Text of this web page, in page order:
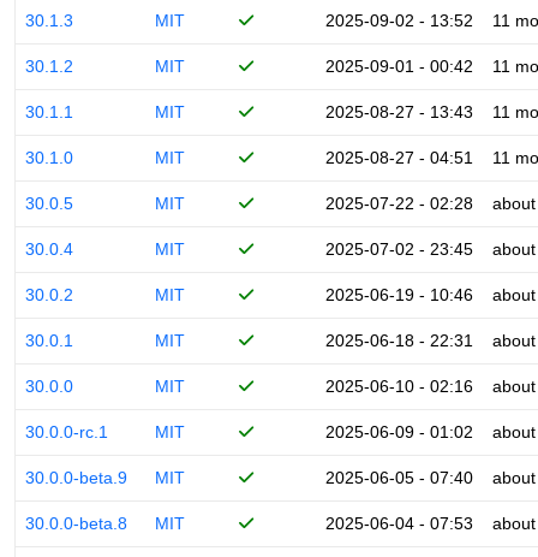
30.1.3 MIT 2025-09-02 - 13:52 11
30.1.2 MIT 2025-09-01 - 00:42 11
30.1.1 MIT 2025-08-27 - 13:43 11
30.1.0 MIT 2025-08-27 - 04:51 11
30.0.5 MIT 2025-07-22 - 02:28
30.0.4 MIT 2025-07-02 - 23:45
30.0.2 MIT 2025-06-19 - 10:46
30.0.1 MIT 2025-06-18 - 22:31
30.0.0 MIT 2025-06-10 - 02:16
30.0.0-rc.1 MIT 2025-06-09 - 01:02
30.0.0-beta.9 MIT 2025-06-05 - 07:40
30.0.0-beta.8 MIT 2025-06-04 - 07:53